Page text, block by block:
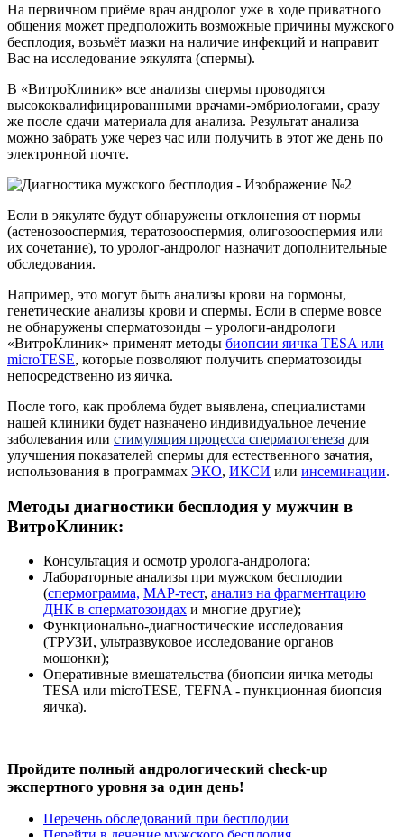
На первичном приёме врач андролог уже в ходе приватного
общения может предположить возможные причины мужского
бесплодия, возьмёт мазки на наличие инфекций и направит
Вас на исследование эякулята (спермы).
В «ВитроКлиник» все анализы спермы проводятся
высококвалифицированными врачами-эмбриологами, сразу
же после сдачи материала для анализа. Результат анализа
можно забрать уже через час или получить в этот же день по
электронной почте.
Если в эякуляте будут обнаружены отклонения от нормы
(астенозооспермия, тератозооспермия, олигозооспермия или
их сочетание), то уролог-андролог назначит дополнительные
обследования.
Например, это могут быть анализы крови на гормоны,
генетические анализы крови и спермы. Если в сперме вовсе
не обнаружены сперматозоиды – урологи-андрологи
«ВитроКлиник» применят методы биопсии яичка TESA или
microTESE, которые позволяют получить сперматозоиды
непосредственно из яичка.
После того, как проблема будет выявлена, специалистами
нашей клиники будет назначено индивидуальное лечение
заболевания или стимуляция процесса сперматогенеза для
улучшения показателей спермы для естественного зачатия,
использования в программах ЭКО, ИКСИ или инсеминации.
Методы диагностики бесплодия у мужчин в
ВитроКлиник:
Консультация и осмотр уролога-андролога;
Лабораторные анализы при мужском бесплодии
(спермограмма, МАР-тест, анализ на фрагментацию
ДНК в сперматозоидах и многие другие);
Функционально-диагностические исследования
(ТРУЗИ, ультразвуковое исследование органов
мошонки);
Оперативные вмешательства (биопсии яичка методы
TESA или microTESE, TEFNA - пункционная биопсия
яичка).
Пройдите полный андрологический check-up
экспертного уровня за один день!
Перечень обследований при бесплодии